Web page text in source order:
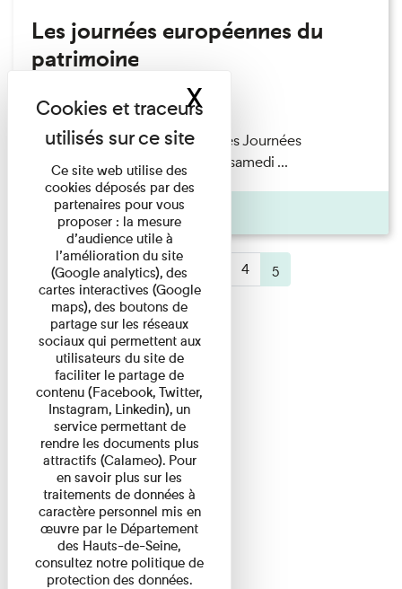
Les journées européennes du
patrimoine
10/09/2023
Retrouvez la programmation des Journées
Européennes du Patrimoine le samedi ...
Actualité
« 1 2 4 5
Ce site web utilise des
cookies déposés par des
partenaires pour vous
proposer : la mesure
d’audience utile à
l’amélioration du site
(Google analytics), des
cartes interactives (Google
maps), des boutons de
partage sur les réseaux
sociaux qui permettent aux
utilisateurs du site de
faciliter le partage de
contenu (Facebook, Twitter,
Instagram, Linkedin), un
service permettant de
rendre les documents plus
attractifs (Calameo). Pour
en savoir plus sur les
traitements de données à
caractère personnel mis en
œuvre par le Département
des Hauts-de-Seine,
consultez notre politique de
protection des données.
XMasquer le